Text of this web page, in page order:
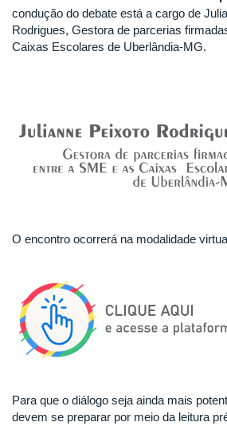
condução do debate está a cargo de
Rodrigues, Gestora de parcerias
Caixas Escolares de Uberlândia-MG.
O encontro ocorrerá na modalidade
Para que o diálogo seja ainda mais
devem se preparar por meio da leitura